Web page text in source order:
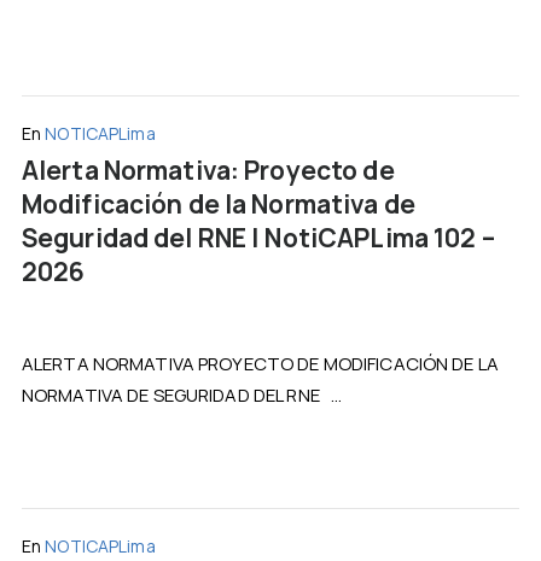
En NOTICAPLima
Alerta Normativa: Proyecto de
Modificación de la Normativa de
Seguridad del RNE | NotiCAPLima 102 –
2026
ALERTA NORMATIVA PROYECTO DE MODIFICACIÓN DE LA
NORMATIVA DE SEGURIDAD DEL RNE ...
En NOTICAPLima